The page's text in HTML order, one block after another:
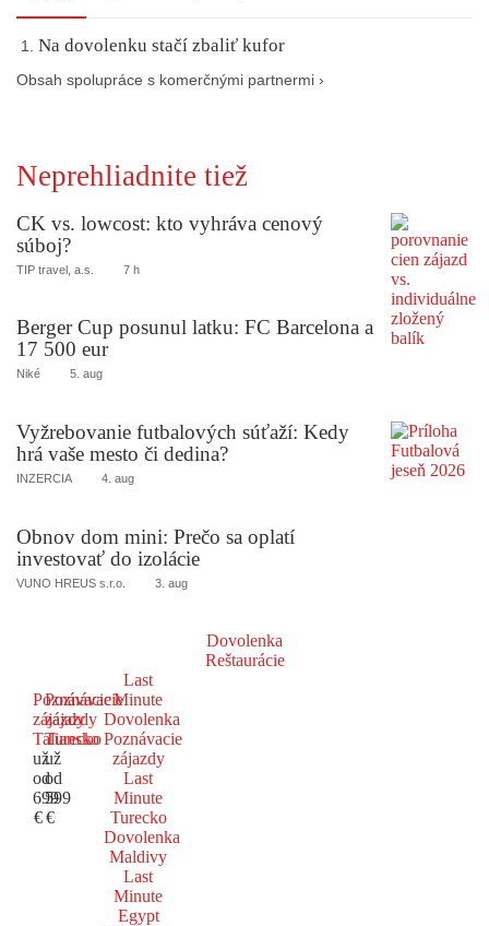
Na dovolenku stačí zbaliť kufor
Obsah spolupráce s komerčnými partnermi ›
Neprehliadnite tiež
CK vs. lowcost: kto vyhráva cenový
súboj?
TIP travel, a.s. 7 h
Berger Cup posunul latku: FC Barcelona a
17 500 eur
Niké 5. aug
Vyžrebovanie futbalových súťaží: Kedy
hrá vaše mesto či dedina?
INZERCIA 4. aug
Obnov dom mini: Prečo sa oplatí
investovať do izolácie
VUNO HREUS s.r.o. 3. aug
Dovolenka
Reštaurácie
Poznávacie
zájazdy
Taliansko
už
od
699
€
Poznávacie
zájazdy
Turecko
už
od
599
€
Last
Minute
Dovolenka
Poznávacie
zájazdy
Last
Minute
Turecko
Dovolenka
Maldivy
Last
Minute
Egypt